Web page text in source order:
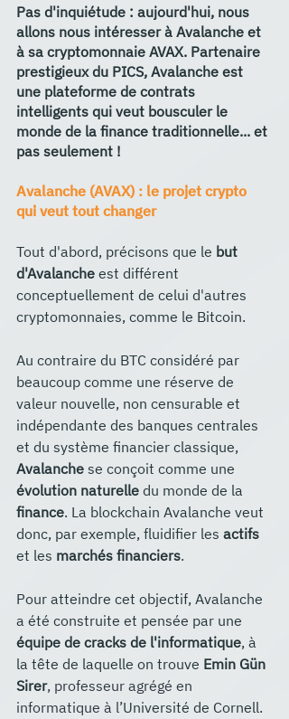
Pas d'inquiétude : aujourd'hui, nous
allons nous intéresser à Avalanche et
à sa cryptomonnaie AVAX. Partenaire
prestigieux du PICS, Avalanche est
une plateforme de contrats
intelligents qui veut bousculer le
monde de la finance traditionnelle... et
pas seulement !
Avalanche (AVAX) : le projet crypto
qui veut tout changer
Tout d'abord, précisons que le but
d'Avalanche est différent
conceptuellement de celui d'autres
cryptomonnaies, comme le Bitcoin.
Au contraire du BTC considéré par
beaucoup comme une réserve de
valeur nouvelle, non censurable et
indépendante des banques centrales
et du système financier classique,
Avalanche se conçoit comme une
évolution naturelle du monde de la
finance. La blockchain Avalanche veut
donc, par exemple, fluidifier les actifs
et les marchés financiers.
Pour atteindre cet objectif, Avalanche
a été construite et pensée par une
équipe de cracks de l'informatique, à
la tête de laquelle on trouve Emin Gün
Sirer, professeur agrégé en
informatique à l’Université de Cornell.